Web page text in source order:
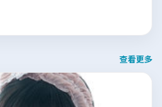
查看更多